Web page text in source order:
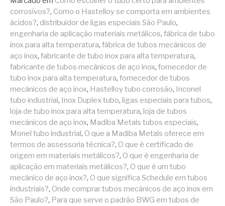
corrosivos?, Como o Hastelloy se comporta em ambientes
ácidos?, distribuidor de ligas especiais São Paulo,
engenharia de aplicação materiais metálicos, fábrica de tubo
inox para alta temperatura, fábrica de tubos mecânicos de
aço inox, fabricante de tubo inox para alta temperatura,
fabricante de tubos mecânicos de aço inox, fornecedor de
tubo inox para alta temperatura, fornecedor de tubos
mecânicos de aço inox, Hastelloy tubo corrosão, Inconel
tubo industrial, Inox Duplex tubo, ligas especiais para tubos,
loja de tubo inox para alta temperatura, loja de tubos
mecânicos de aço inox, Madiba Metals tubos especiais,
Monel tubo industrial, O que a Madiba Metals oferece em
termos de assessoria técnica?, O que é certificado de
origem em materiais metálicos?, O que é engenharia de
aplicação em materiais metálicos?, O que é um tubo
mecânico de aço inox?, O que significa Schedule em tubos
industriais?, Onde comprar tubos mecânicos de aço inox em
São Paulo?, Para que serve o padrão BWG em tubos de